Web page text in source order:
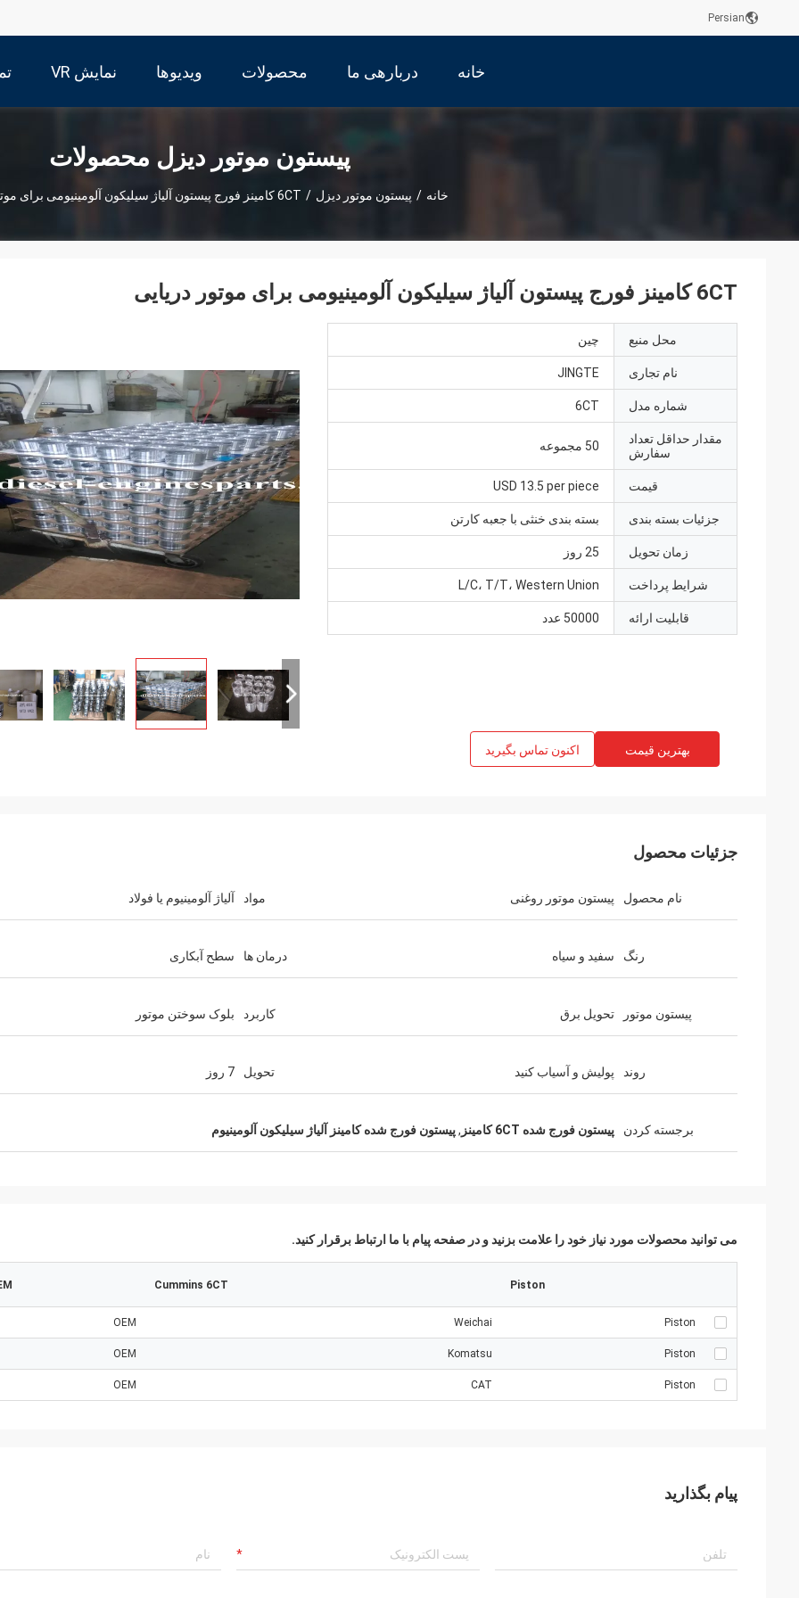
Persian
خانه دربارهی ما محصولات ویدیوها نمایش VR
پیستون موتور دیزل محصولات
خانه / پیستون موتور دیزل / 6CT کامینز فورج پیستون آلیاژ سیلیکون آلومینیومی برای موتور دریایی
6CT کامینز فورج پیستون آلیاژ سیلیکون آلومینیومی برای موتور دریایی
محل منبع چین
نام تجاری JINGTE
شماره مدل 6CT
مقدار حداقل تعداد
سفارش
50 مجموعه
قیمت USD 13.5 per piece
جزئیات بسته بندی بسته بندی خنثی با جعبه کارتن
زمان تحویل 25 روز
شرایط پرداخت L/C، T/T، Western Union
قابلیت ارائه 50000 عدد
بهترین قیمت اکنون تماس بگیرید
جزئیات محصول
نام محصول پیستون موتور روغنی مواد آلیاژ آلومینیوم یا فولاد
رنگ سفید و سیاه درمان ها سطح آبکاری
پیستون موتور تحویل برق کاربرد بلوک سوختن موتور
روند پولیش و آسیاب کنید تحویل 7 روز
برجسته کردن پیستون فورج شده 6CT کامینز ,پیستون فورج شده کامینز آلیاژ سیلیکون آلومینیوم
می توانید محصولات مورد نیاز خود را علامت بزنید و در صفحه پیام با ما ارتباط برقرار کنید.
Piston
Cummins 6CT
Piston
Weichai
OEM
Piston
Komatsu
OEM
Piston
CAT
OEM
پیام بگذارید